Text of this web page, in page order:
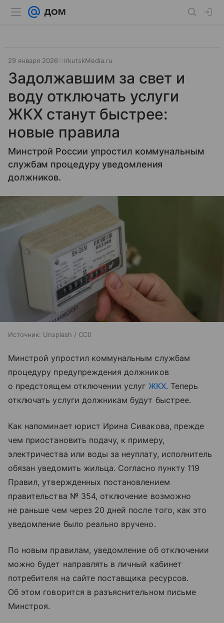
29 января 2026 IrkutskMedia.ru
Задолжавшим за свет и
воду отключать услуги
ЖКХ станут быстрее:
новые правила
Минстрой России упростил коммунальным
службам процедуру уведомления
должников.
Источник: Unsplash / CC0
Минстрой упростил коммунальным службам
процедуру предупреждения должников
о предстоящем отключении услуг ЖКХ. Теперь
отключать услуги должникам будут быстрее.
Как напоминает юрист Ирина Сивакова, прежде
чем приостановить подачу, к примеру,
электричества или воды за неуплату, исполнитель
обязан уведомить жильца. Согласно пункту 119
Правил, утвержденных постановлением
правительства № 354, отключение возможно
не раньше чем через 20 дней после того, как это
уведомление было реально вручено.
По новым правилам, уведомление об отключении
можно будет направлять в личный кабинет
потребителя на сайте поставщика ресурсов.
Об этом говорится в разъяснительном письме
Минстроя.